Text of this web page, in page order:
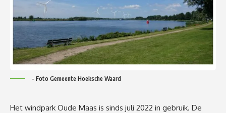
- Foto Gemeente Hoeksche Waard
Het windpark Oude Maas is sinds juli 2022 in gebruik. De